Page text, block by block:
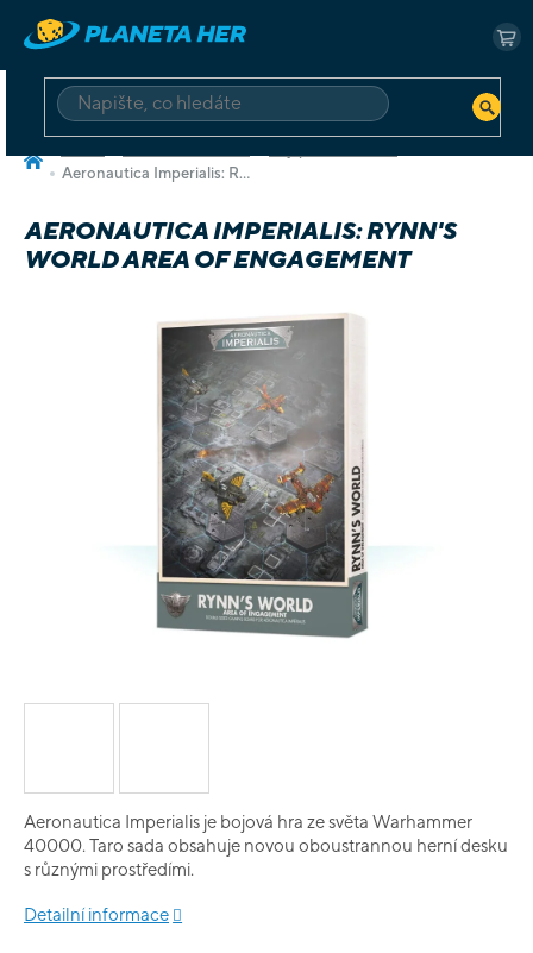
obsah
HLEDAT
Aeronautica Imperialis: Rynn's World Area of Engagement
AERONAUTICA IMPERIALIS: RYNN'S
WORLD AREA OF ENGAGEMENT
Aeronautica Imperialis je bojová hra ze světa Warhammer
40000. Taro sada obsahuje novou oboustrannou herní desku
s různými prostředími.
Detailní informace